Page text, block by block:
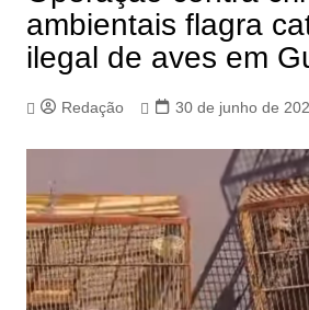
ambientais flagra
ilegal de aves em
Redação 30 de junho de